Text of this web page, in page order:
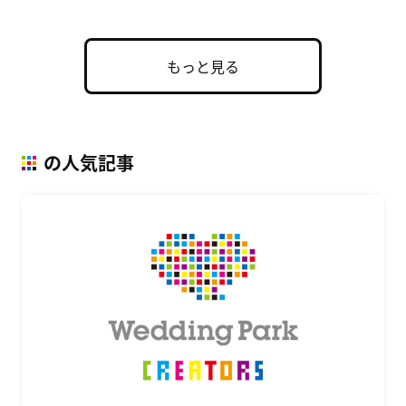
もっと見る
の人気記事